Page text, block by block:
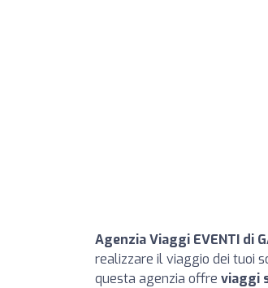
Agenzia Viaggi EVENTI di
realizzare il viaggio dei tuoi
questa agenzia offre viaggi